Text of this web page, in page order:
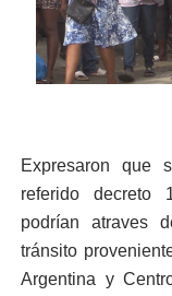
Expresaron que
referido decreto
podrían atraves
tránsito
Argentina y